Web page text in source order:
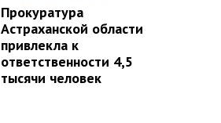
Прокуратура
Астраханской области
привлекла к
ответственности 4,5
тысячи человек